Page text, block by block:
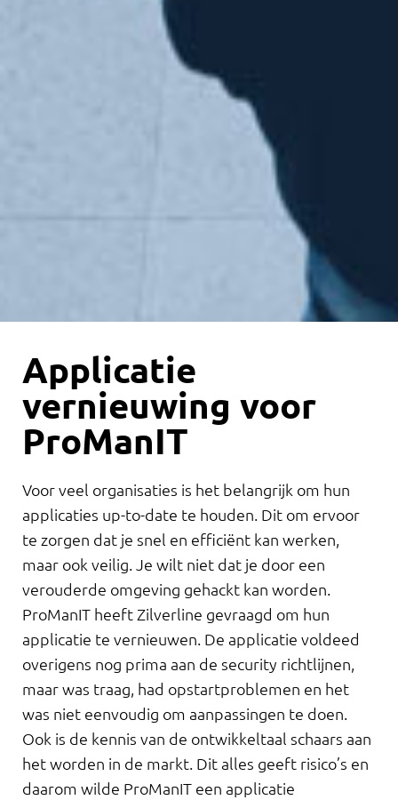
Applicatie
vernieuwing voor
ProManIT
Voor veel organisaties is het belangrijk om hun
applicaties up-to-date te houden. Dit om ervoor
te zorgen dat je snel en efficiënt kan werken,
maar ook veilig. Je wilt niet dat je door een
verouderde omgeving gehackt kan worden.
ProManIT heeft Zilverline gevraagd om hun
applicatie te vernieuwen. De applicatie voldeed
overigens nog prima aan de security richtlijnen,
maar was traag, had opstartproblemen en het
was niet eenvoudig om aanpassingen te doen.
Ook is de kennis van de ontwikkeltaal schaars aan
het worden in de markt. Dit alles geeft risico’s en
daarom wilde ProManIT een applicatie